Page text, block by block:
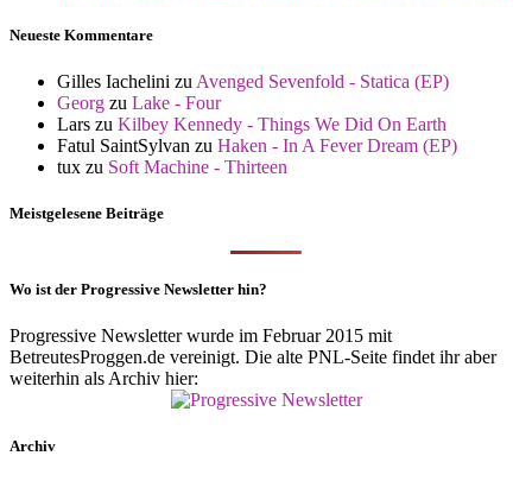
Neueste Kommentare
Gilles Iachelini zu Avenged Sevenfold - Statica (EP)
Georg zu Lake - Four
Lars zu Kilbey Kennedy - Things We Did On Earth
Fatul SaintSylvan zu Haken - In A Fever Dream (EP)
tux zu Soft Machine - Thirteen
Meistgelesene Beiträge
Wo ist der Progressive Newsletter hin?
Progressive Newsletter wurde im Februar 2015 mit
BetreutesProggen.de vereinigt. Die alte PNL-Seite findet ihr aber
weiterhin als Archiv hier:
Archiv